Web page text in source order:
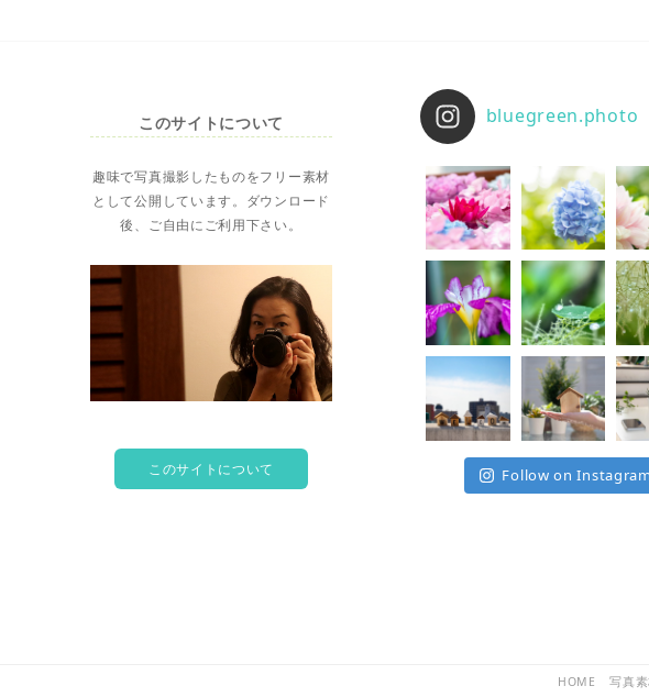
このサイトについて
趣味で写真撮影したものをフリー素材
として公開しています。ダウンロード
後、ご自由にご利用下さい。
このサイトについて
bluegreen.photo
Follow on Instagram
HOME 写真